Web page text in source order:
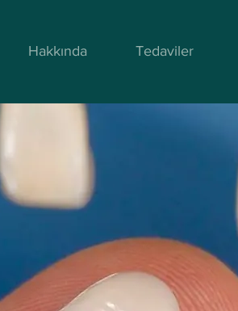
Hakkında Tedaviler